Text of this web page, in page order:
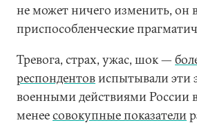
не может ничего изменить, он
приспособленческие
Тревога, страх, ужас, шок —
респондентовиспытывали эти
военными действиями России
менеесовокупные показатели